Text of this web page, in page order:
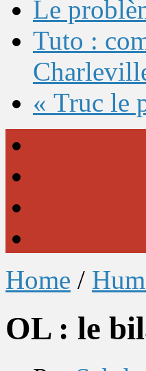
Le
Tuto :
« Truc le
Home /
OL : le